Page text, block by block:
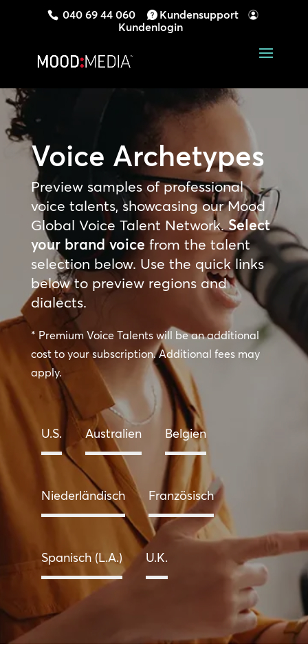
040 69 44 060
Kundensupport
Kundenlogin
Voice Archetypes
Preview samples of professional
voice talents, showcasing our Mood
Global Voice Talent Network. Select
your brand voice from the talent
selection below. Use the quick links
below to preview regions and
dialects.
* Premium Voice Talents will be an additional
cost to your subscription. Additional fees may
apply.
U.S. Australien Belgien
Niederländisch Französisch
Spanisch (L.A.) U.K.